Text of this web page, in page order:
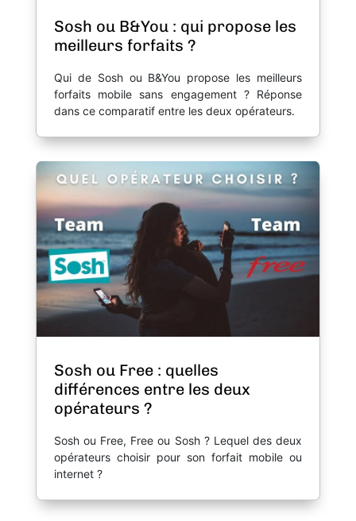
Sosh ou B&You : qui propose les
meilleurs forfaits ?
Qui de Sosh ou B&You propose les meilleurs
forfaits mobile sans engagement ? Réponse
dans ce comparatif entre les deux opérateurs.
Sosh ou Free : quelles
différences entre les deux
opérateurs ?
Sosh ou Free, Free ou Sosh ? Lequel des deux
opérateurs choisir pour son forfait mobile ou
internet ?